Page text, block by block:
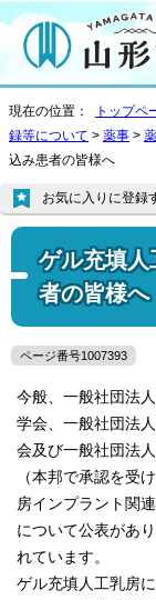
現在の位置： トップペ
録等について > 薬事 >
込み患者の皆様へ
ゲル充填人
者の皆様へ
お気に入りに登録
ページ番号1007393
今般、一般社団法
学会、一般社団法
会及び一般社団法
（本邦で承認を受
房インプラント関
について公表があ
れています。
ゲル充填人工乳房